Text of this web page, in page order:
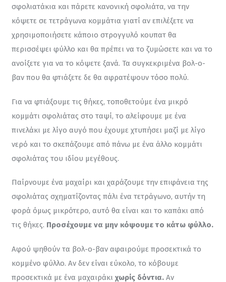
σφολιατάκια και πάρετε κανονική σφολιάτα, να την
κόψετε σε τετράγωνα κομμάτια γιατί αν επιλέξετε να
χρησιμοποιήσετε κάποιο στρογγυλό κουπατ θα
περισσέψει φύλλο και θα πρέπει να το ζυμώσετε και να το
ανοίξετε για να το κόψετε ξανά. Τα συγκεκριμένα βολ-ο-
βαν που θα φτιάξετε δε θα αφρατέψουν τόσο πολύ.
Για να φτιάξουμε τις θήκες, τοποθετούμε ένα μικρό
κομμάτι σφολιάτας στο ταψί, το αλείφουμε με ένα
πινελάκι με λίγο αυγό που έχουμε χτυπήσει μαζί με λίγο
νερό και το σκεπάζουμε από πάνω με ένα άλλο κομμάτι
σφολιάτας του ιδίου μεγέθους.
Παίρνουμε ένα μαχαίρι και χαράζουμε την επιφάνεια της
σφολιάτας σχηματίζοντας πάλι ένα τετράγωνο, αυτήν τη
φορά όμως μικρότερο, αυτό θα είναι και το καπάκι από
τις θήκες. Προσέχουμε να μην κόψουμε το κάτω φύλλο.
Αφού ψηθούν τα βολ-ο-βαν αφαιρούμε προσεκτικά το
κομμένο φύλλο. Αν δεν είναι εύκολο, το κόβουμε
προσεκτικά με ένα μαχαιράκι χωρίς δόντια. Αν